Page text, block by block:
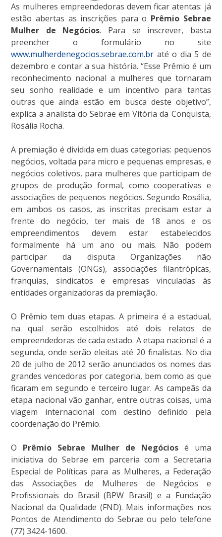
As mulheres empreendedoras devem ficar atentas: já
estão abertas as inscrições para o Prêmio Sebrae
Mulher de Negócios. Para se inscrever, basta
preencher o formulário no site
www.mulherdenegocios.sebrae.com.br até o dia 5 de
dezembro e contar a sua história. “Esse Prêmio é um
reconhecimento nacional a mulheres que tornaram
seu sonho realidade e um incentivo para tantas
outras que ainda estão em busca deste objetivo”,
explica a analista do Sebrae em Vitória da Conquista,
Rosália Rocha.
A premiação é dividida em duas categorias: pequenos
negócios, voltada para micro e pequenas empresas, e
negócios coletivos, para mulheres que participam de
grupos de produção formal, como cooperativas e
associações de pequenos negócios. Segundo Rosália,
em ambos os casos, as inscritas precisam estar a
frente do negócio, ter mais de 18 anos e os
empreendimentos devem estar estabelecidos
formalmente há um ano ou mais. Não podem
participar da disputa Organizações não
Governamentais (ONGs), associações filantrópicas,
franquias, sindicatos e empresas vinculadas às
entidades organizadoras da premiação.
O Prêmio tem duas etapas. A primeira é a estadual,
na qual serão escolhidos até dois relatos de
empreendedoras de cada estado. A etapa nacional é a
segunda, onde serão eleitas até 20 finalistas. No dia
20 de julho de 2012 serão anunciados os nomes das
grandes vencedoras por categoria, bem como as que
ficaram em segundo e terceiro lugar. As campeãs da
etapa nacional vão ganhar, entre outras coisas, uma
viagem internacional com destino definido pela
coordenação do Prêmio.
O Prêmio Sebrae Mulher de Negóciosé uma
iniciativa do Sebrae em parceria com a Secretaria
Especial de Políticas para as Mulheres, a Federação
das Associações de Mulheres de Negócios e
Profissionais do Brasil (BPW Brasil) e a Fundação
Nacional da Qualidade (FND). Mais informações nos
Pontos de Atendimento do Sebrae ou pelo telefone
(77) 3424-1600.